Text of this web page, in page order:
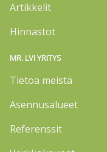
Artikkelit
Hinnastot
MR. LVI YRITYS
Tietoa meistä
Asennusalueet
Referenssit